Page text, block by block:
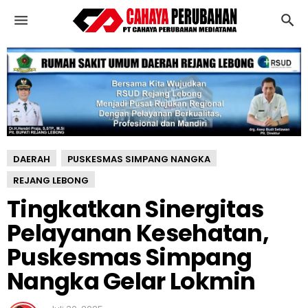
n
g
k
k
a
n
S
i
e
r
g
i
t
a
DAERAH
PUSKESMAS SIMPANG NANGKA
REJANG LEBONG
Tingkatkan Sinergitas
Pelayanan Kesehatan,
Puskesmas Simpang
Nangka Gelar Lokmin